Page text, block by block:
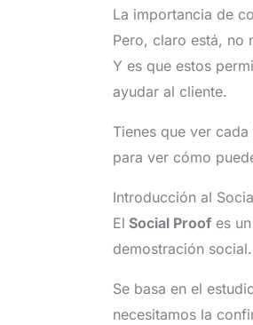
La importancia de
Pero, claro está, no
Y es que estos
ayudar al cliente.
Tienes que ver
para ver cómo
Introducción al
El Social Proofes un
demostración social.
Se basa en el
necesitamos la